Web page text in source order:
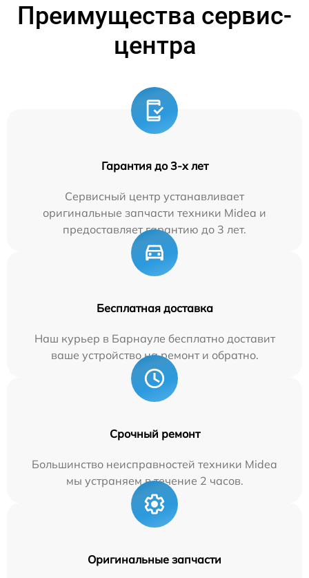
Преимущества сервис-
центра
Гарантия до 3-х лет
Сервисный центр устанавливает
оригинальные запчасти техники Midea и
предоставляет гарантию до 3 лет.
Бесплатная доставка
Наш курьер в Барнауле бесплатно доставит
ваше устройство на ремонт и обратно.
Срочный ремонт
Большинство неисправностей техники Midea
мы устраняем в течение 2 часов.
Оригинальные запчасти